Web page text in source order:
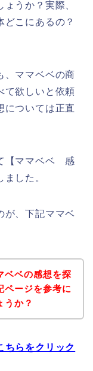
うか？実際、
こにあるの？
、ママベベの商
て欲しいと依頼
については正直
【ママベベ 感
した。
が、下記ママベ
ベベの感想を探
ページを参考に
うか？
ちらをクリック